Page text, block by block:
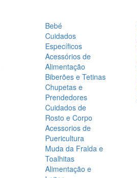
Bebé
Cuidados
Específicos
Acessórios de
Alimentação
Biberões e Tetinas
Chupetas e
Prendedores
Cuidados de
Rosto e Corpo
Acessorios de
Puericultura
Muda da Fralda e
Toalhitas
Alimentação e